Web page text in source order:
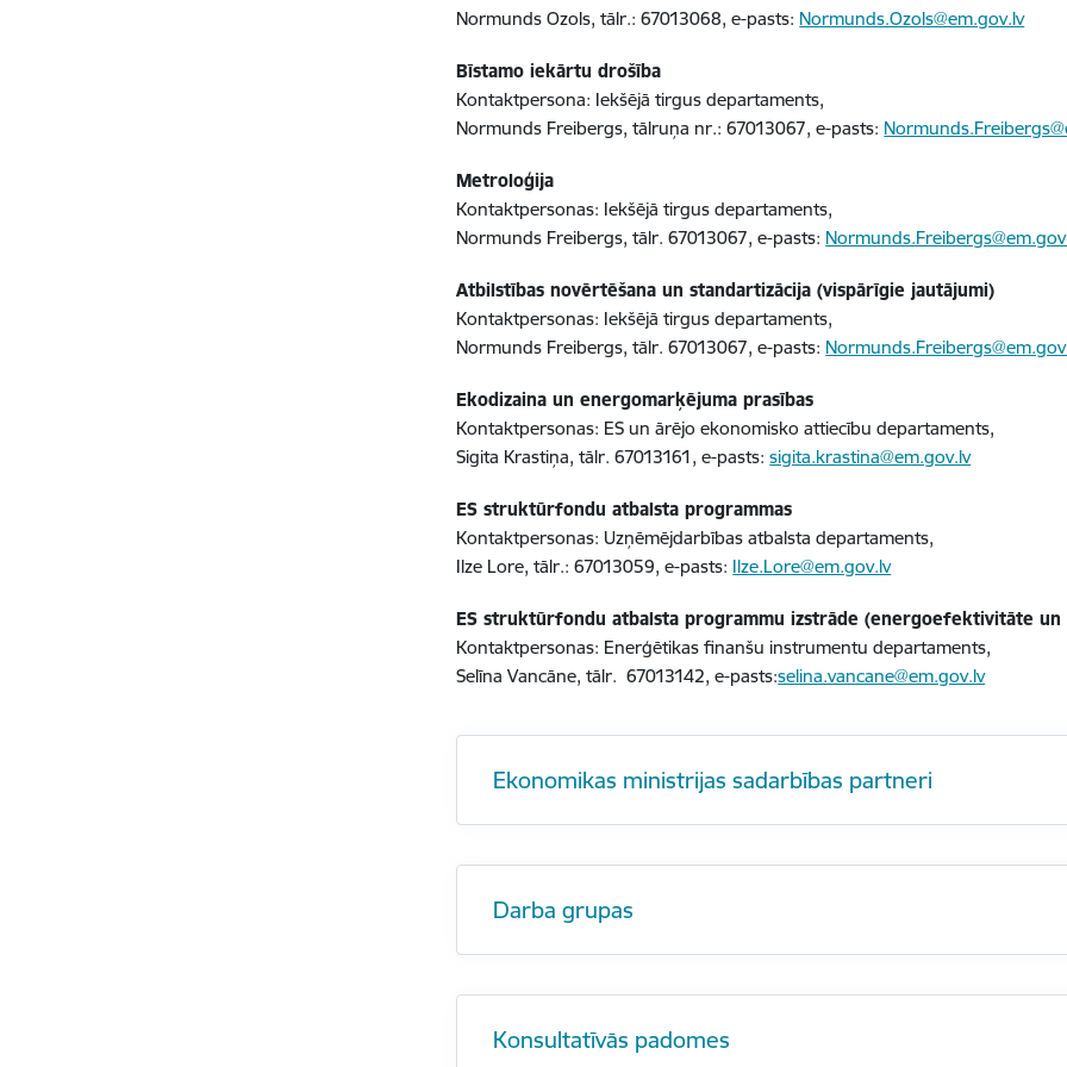
Normunds Ozols, tālr.: 67013068, e-pasts: Normunds.Ozols@em.gov.lv
Bīstamo iekārtu drošība
Kontaktpersona: Iekšējā tirgus departaments,
Normunds Freibergs, tālruņa nr.: 67013067, e-pasts:
Metroloģija
Kontaktpersonas: Iekšējā tirgus departaments,
Normunds Freibergs, tālr. 67013067, e-pasts:
Atbilstības novērtēšana un standartizācija (vispārīgie jautājumi)
Kontaktpersonas: Iekšējā tirgus departaments,
Normunds Freibergs, tālr. 67013067, e-pasts:
Ekodizaina un energomarķējuma prasības
Kontaktpersonas: ES un ārējo ekonomisko attiecību departaments,
Sigita Krastiņa, tālr. 67013161, e-pasts:sigita.krastina@em.gov.lv
ES struktūrfondu atbalsta programmas
Kontaktpersonas: Uzņēmējdarbības atbalsta departaments,
Ilze Lore, tālr.: 67013059, e-pasts: Ilze.Lore@em.gov.lv
ES struktūrfondu atbalsta programmu izstrāde (energoefektivitāte un
Kontaktpersonas: Enerģētikas finanšu instrumentu departaments,
Selīna Vancāne, tālr. 67013142, e-pasts:selina.vancane@em.gov.lv
Ekonomikas ministrijas sadarbības partneri
Darba grupas
Konsultatīvās padomes